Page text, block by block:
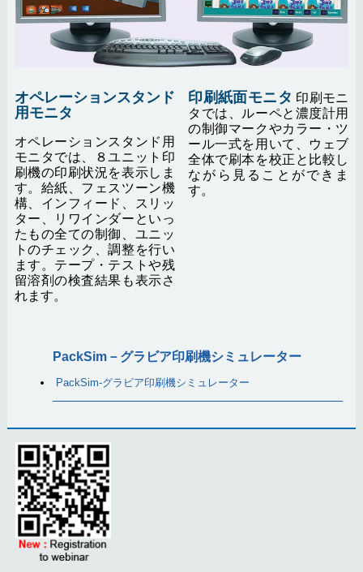
オペレーションスタンド
用モニタ
オペレーションスタンド用
モニタでは、８ユニット印
刷機の印刷状況を表示しま
す。給紙、フェスツーン機
構、インフィード、スリッ
ター、リワインダーといっ
たもの全ての制御、ユニッ
トのチェック、調整を行い
ます。テープ・テストや残
留溶剤の検査結果も表示さ
れます。
印刷紙面モニタ 印刷モニ
タでは、ルーペと濃度計用
の制御マークやカラー・ツ
ール一式を用いて、ウェブ
全体で刷本を校正と比較し
ながら見ることができま
す。
PackSim－グラビア印刷機シミュレーター
PackSim-グラビア印刷機シミュレーター